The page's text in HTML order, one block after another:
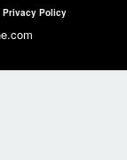
Privacy Policy